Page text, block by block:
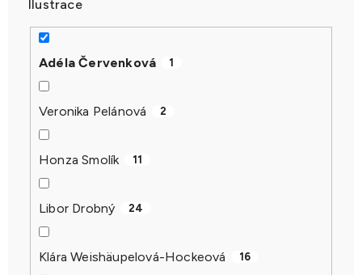
Ilustrace
Adéla Červenková 1
Veronika Pelánová 2
Honza Smolík 11
Libor Drobný 24
Klára Weishäupelová-Hockeová 16